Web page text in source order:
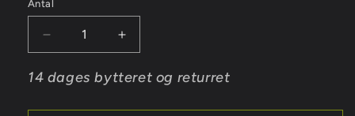
Antal
Antal
Reducer
antallet
for
transparant
Øg
antallet
for
transparant
14 dages bytteret og returret